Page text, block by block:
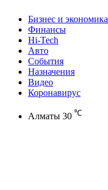
Бизнес и экономика
Финансы
Hi-Tech
Авто
События
Назначения
Видео
Коронавирус
Алматы 30 ℃